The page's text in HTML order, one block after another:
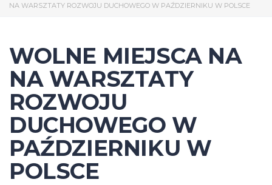
NA WARSZTATY ROZWOJU DUCHOWEGO W PAŹDZIERNIKU W POLSCE
WOLNE MIEJSCA NA
NA WARSZTATY
ROZWOJU
DUCHOWEGO W
PAŹDZIERNIKU W
POLSCE